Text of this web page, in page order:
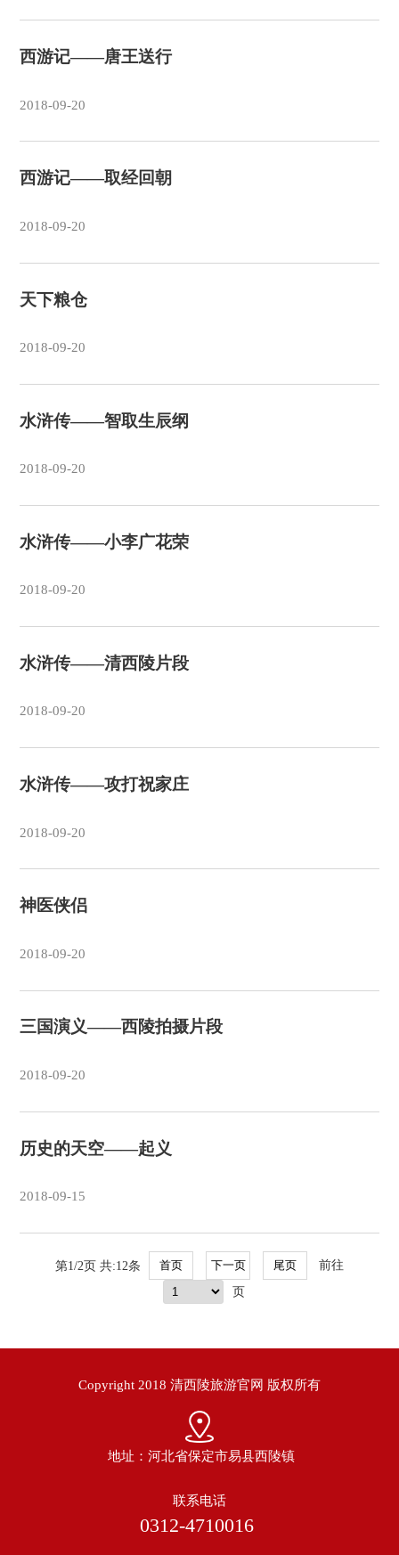
西游记——唐王送行
2018-09-20
西游记——取经回朝
2018-09-20
天下粮仓
2018-09-20
水浒传——智取生辰纲
2018-09-20
水浒传——小李广花荣
2018-09-20
水浒传——清西陵片段
2018-09-20
水浒传——攻打祝家庄
2018-09-20
神医侠侣
2018-09-20
三国演义——西陵拍摄片段
2018-09-20
历史的天空——起义
2018-09-15
第1/2页 共:12条
前往
页
Copyright 2018 清西陵旅游官网 版权所有
地址：河北省保定市易县西陵镇
联系电话
0312-4710016